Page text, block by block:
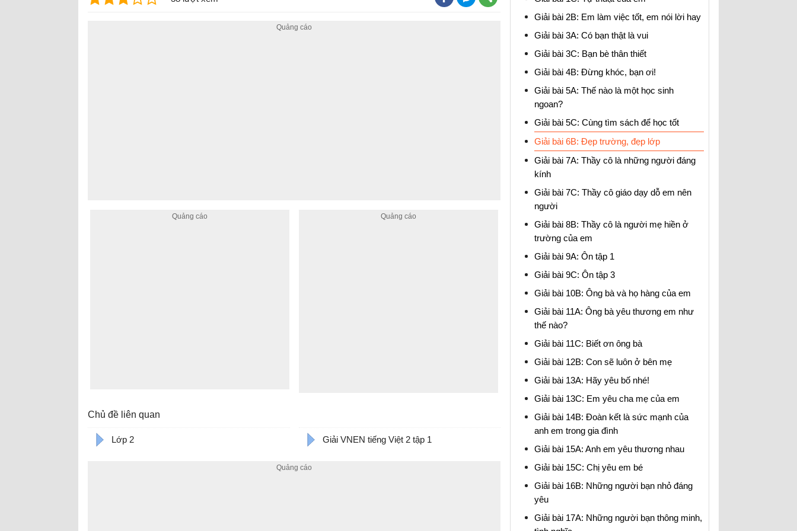
Chủ đề liên quan
Lớp 2 Giải VNEN tiếng Việt 2 tập 1
Giải bài 2B: Em làm việc tốt, em nói lời hay
Giải bài 3A: Có bạn thật là vui
Giải bài 3C: Bạn bè thân thiết
Giải bài 4B: Đừng khóc, bạn ơi!
Giải bài 5A: Thế nào là một học sinh
ngoan?
Giải bài 5C: Cùng tìm sách để học tốt
Giải bài 6B: Đẹp trường, đẹp lớp
Giải bài 7A: Thầy cô là những người đáng
kính
Giải bài 7C: Thầy cô giáo dạy dỗ em nên
người
Giải bài 8B: Thầy cô là người mẹ hiền ở
trường của em
Giải bài 9A: Ôn tập 1
Giải bài 9C: Ôn tập 3
Giải bài 10B: Ông bà và họ hàng của em
Giải bài 11A: Ông bà yêu thương em như
thế nào?
Giải bài 11C: Biết ơn ông bà
Giải bài 12B: Con sẽ luôn ở bên mẹ
Giải bài 13A: Hãy yêu bố nhé!
Giải bài 13C: Em yêu cha mẹ của em
Giải bài 14B: Đoàn kết là sức mạnh của
anh em trong gia đình
Giải bài 15A: Anh em yêu thương nhau
Giải bài 15C: Chị yêu em bé
Giải bài 16B: Những người bạn nhỏ đáng
yêu
Giải bài 17A: Những người bạn thông minh,